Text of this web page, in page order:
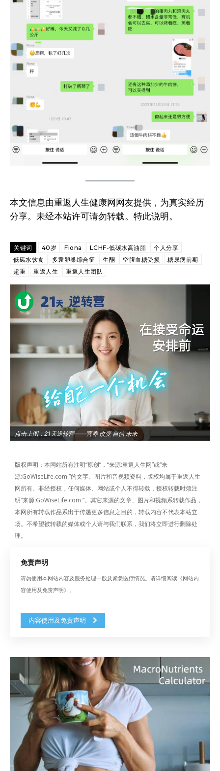
本文信息由重返人生健康网网友提供，为真实经历
分享。未经本站许可请勿转载。特此说明。
关键词 40岁 Fiona LCHF-低碳水高油脂
个人分享
低碳水饮食
多囊卵巢综合征 生酮 空腹血糖受损
糖尿病前期
超重
重返人生 重返人生团队
点击上图：21天逆转营——营养 改变 自信 未来
版权声明：本网站所有注明“原创”，“来源:重返人生网”或“来
源:GoWiseLife.com ”的文字、图片和音视频资料，版权均属于重返人生
网所有。非经授权，任何媒体、网站或个人不得转载，授权转载时须注
明“来源:GoWiseLife.com ”。其它来源的文章、图片和视频系转载作品，
本网所有转载作品系出于传递更多信息之目的，转载内容不代表本站立
场。不希望被转载的媒体或个人请与我们联系，我们将立即进行删除处
理。
免责声明
请勿使用本网站内容及服务处理一般及紧急医疗情况。请详细阅读《网站内
容使用及免责声明》。
内容使用及免责声明